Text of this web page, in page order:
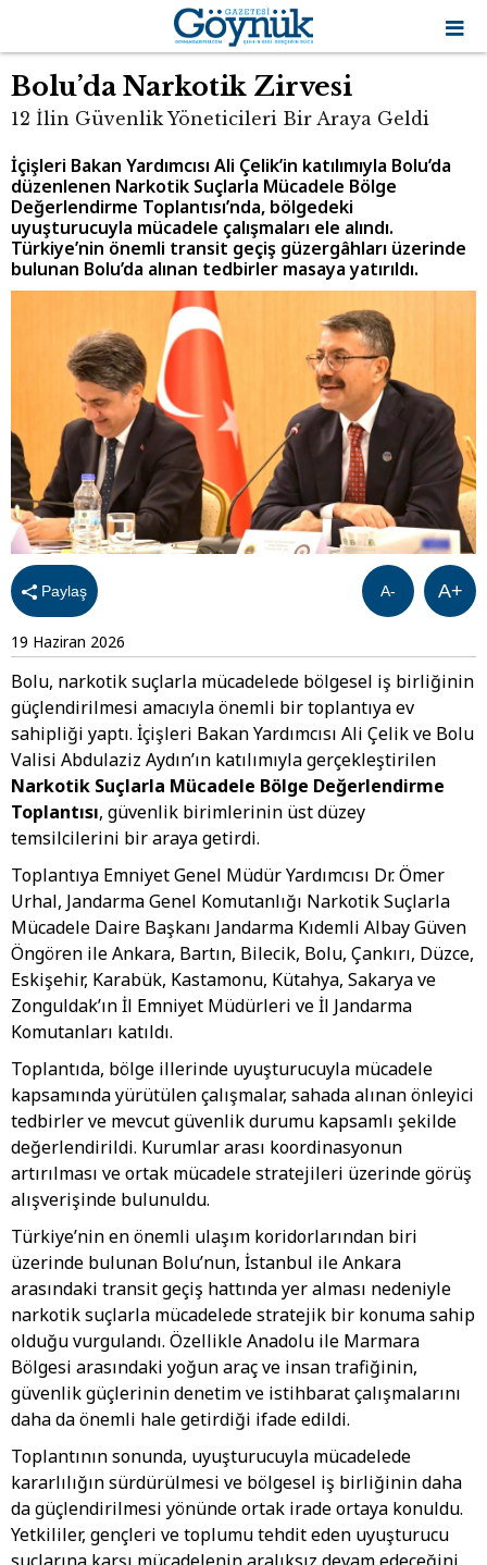
Bolu’da Narkotik Zirvesi
12 İlin Güvenlik Yöneticileri Bir Araya Geldi
İçişleri Bakan Yardımcısı Ali Çelik’in katılımıyla Bolu’da
düzenlenen Narkotik Suçlarla Mücadele Bölge
Değerlendirme Toplantısı’nda, bölgedeki
uyuşturucuyla mücadele çalışmaları ele alındı.
Türkiye’nin önemli transit geçiş güzergâhları üzerinde
bulunan Bolu’da alınan tedbirler masaya yatırıldı.
Paylaş A+
A-
19 Haziran 2026
Bolu, narkotik suçlarla mücadelede bölgesel iş birliğinin
güçlendirilmesi amacıyla önemli bir toplantıya ev
sahipliği yaptı. İçişleri Bakan Yardımcısı Ali Çelik ve Bolu
Valisi Abdulaziz Aydın’ın katılımıyla gerçekleştirilen
Narkotik Suçlarla Mücadele Bölge Değerlendirme
Toplantısı, güvenlik birimlerinin üst düzey
temsilcilerini bir araya getirdi.
Toplantıya Emniyet Genel Müdür Yardımcısı Dr. Ömer
Urhal, Jandarma Genel Komutanlığı Narkotik Suçlarla
Mücadele Daire Başkanı Jandarma Kıdemli Albay Güven
Öngören ile Ankara, Bartın, Bilecik, Bolu, Çankırı, Düzce,
Eskişehir, Karabük, Kastamonu, Kütahya, Sakarya ve
Zonguldak’ın İl Emniyet Müdürleri ve İl Jandarma
Komutanları katıldı.
Toplantıda, bölge illerinde uyuşturucuyla mücadele
kapsamında yürütülen çalışmalar, sahada alınan önleyici
tedbirler ve mevcut güvenlik durumu kapsamlı şekilde
değerlendirildi. Kurumlar arası koordinasyonun
artırılması ve ortak mücadele stratejileri üzerinde görüş
alışverişinde bulunuldu.
Türkiye’nin en önemli ulaşım koridorlarından biri
üzerinde bulunan Bolu’nun, İstanbul ile Ankara
arasındaki transit geçiş hattında yer alması nedeniyle
narkotik suçlarla mücadelede stratejik bir konuma sahip
olduğu vurgulandı. Özellikle Anadolu ile Marmara
Bölgesi arasındaki yoğun araç ve insan trafiğinin,
güvenlik güçlerinin denetim ve istihbarat çalışmalarını
daha da önemli hale getirdiği ifade edildi.
Toplantının sonunda, uyuşturucuyla mücadelede
kararlılığın sürdürülmesi ve bölgesel iş birliğinin daha
da güçlendirilmesi yönünde ortak irade ortaya konuldu.
Yetkililer, gençleri ve toplumu tehdit eden uyuşturucu